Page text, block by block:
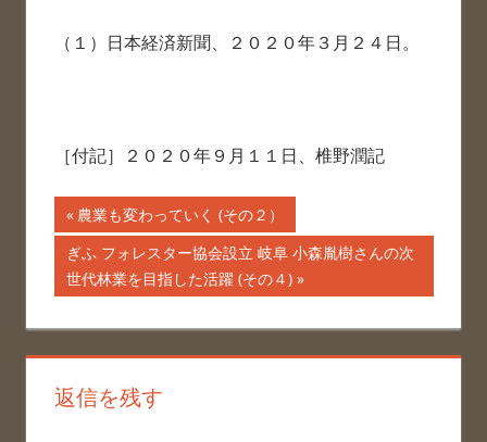
（１）日本経済新聞、２０２０年３月２４日。
［付記］２０２０年９月１１日、椎野潤記
投
稿
ナ
ビ
ゲ
前
の
記
事:
農業も変わっていく (その２）
次
の
記
事:
ぎふ フォレスター協会設立 岐阜 小森胤樹さんの次
世代林業を目指した活躍 (その４)
返信を残す